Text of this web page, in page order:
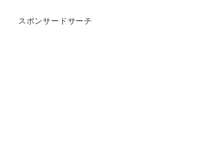
スポンサードサーチ